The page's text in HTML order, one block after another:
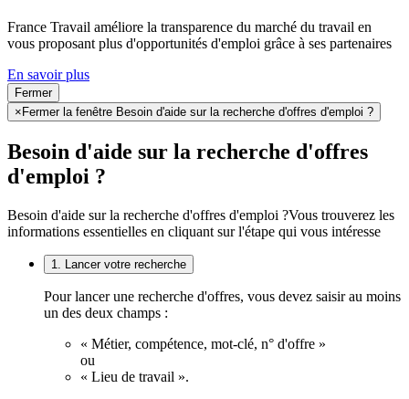
France Travail améliore la transparence du marché du travail en
vous proposant plus d'opportunités d'emploi grâce à ses partenaires
En savoir plus
Fermer
× Fermer la fenêtre Besoin d'aide sur la recherche d'offres d'emploi ?
Besoin d'aide sur la recherche d'offres
d'emploi ?
Besoin d'aide sur la recherche d'offres d'emploi ?Vous trouverez les
informations essentielles en cliquant sur l'étape qui vous intéresse
1. Lancer votre recherche
Pour lancer une recherche d'offres, vous devez saisir au moins
un des deux champs :
« Métier, compétence, mot-clé, n° d'offre »
ou
« Lieu de travail ».